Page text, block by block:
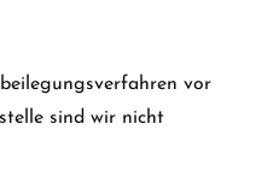
vor
sind wir nicht